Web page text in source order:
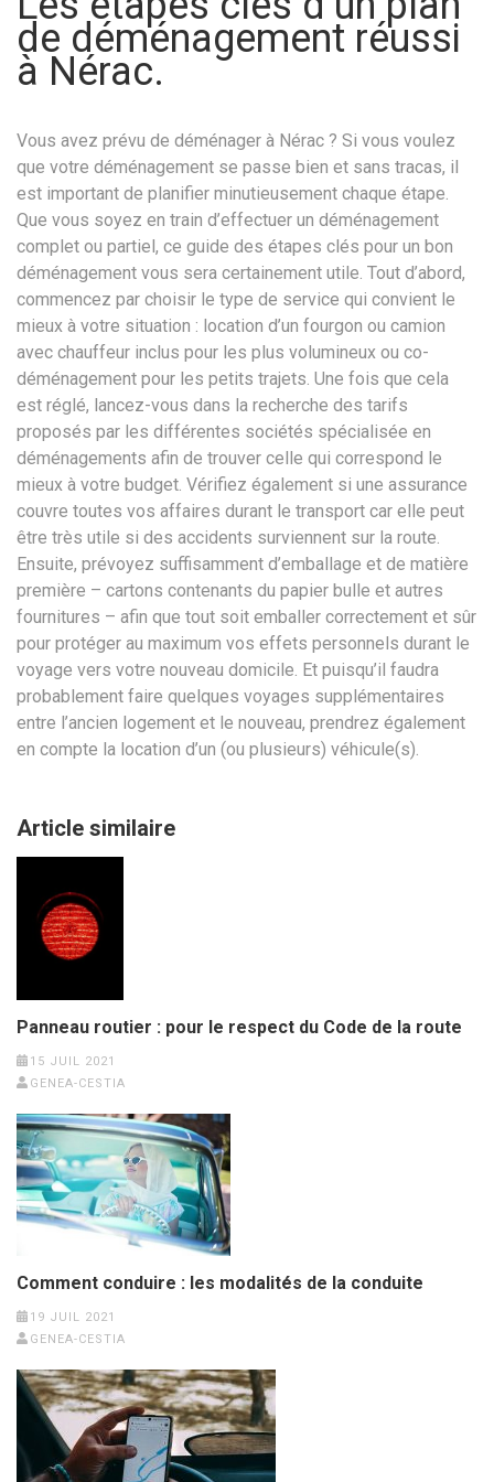
de déménagement réussi
à Nérac.
Vous avez prévu de déménager à Nérac ? Si vous voulez
que votre déménagement se passe bien et sans tracas, il
est important de planifier minutieusement chaque étape.
Que vous soyez en train d’effectuer un déménagement
complet ou partiel, ce guide des étapes clés pour un bon
déménagement vous sera certainement utile. Tout d’abord,
commencez par choisir le type de service qui convient le
mieux à votre situation : location d’un fourgon ou camion
avec chauffeur inclus pour les plus volumineux ou co-
déménagement pour les petits trajets. Une fois que cela
est réglé, lancez-vous dans la recherche des tarifs
proposés par les différentes sociétés spécialisée en
déménagements afin de trouver celle qui correspond le
mieux à votre budget. Vérifiez également si une assurance
couvre toutes vos affaires durant le transport car elle peut
être très utile si des accidents surviennent sur la route.
Ensuite, prévoyez suffisamment d’emballage et de matière
première – cartons contenants du papier bulle et autres
fournitures – afin que tout soit emballer correctement et sûr
pour protéger au maximum vos effets personnels durant le
voyage vers votre nouveau domicile. Et puisqu’il faudra
probablement faire quelques voyages supplémentaires
entre l’ancien logement et le nouveau, prendrez également
en compte la location d’un (ou plusieurs) véhicule(s).
Article similaire
Panneau routier : pour le respect du Code de la route
15 JUIL 2021
GENEA-CESTIA
Comment conduire : les modalités de la conduite
19 JUIL 2021
GENEA-CESTIA